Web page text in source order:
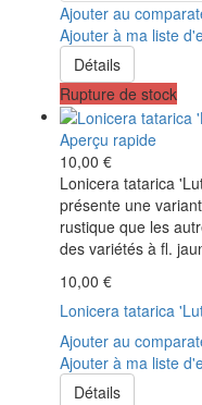
Ajouter au
Ajouter à ma liste
Détails
Rupture de stock
Aperçu rapide
10,00 €
Lonicera tatarica
présente une
rustique que les
des variétés à fl.
10,00 €
Lonicera tatarica
Ajouter au
Ajouter à ma liste
Détails